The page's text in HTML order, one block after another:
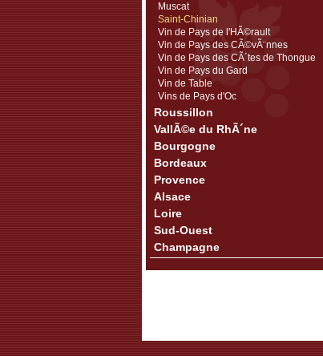
Muscat
Saint-Chinian
Vin de Pays de l'HÃ©rault
Vin de Pays des CÃ©vÃ¨nnes
Vin de Pays des CÃ´tes de Thongue
Vin de Pays du Gard
Vin de Table
Vins de Pays d'Oc
Roussillon
VallÃ©e du RhÃ´ne
Bourgogne
Bordeaux
Provence
Alsace
Loire
Sud-Ouest
Champagne